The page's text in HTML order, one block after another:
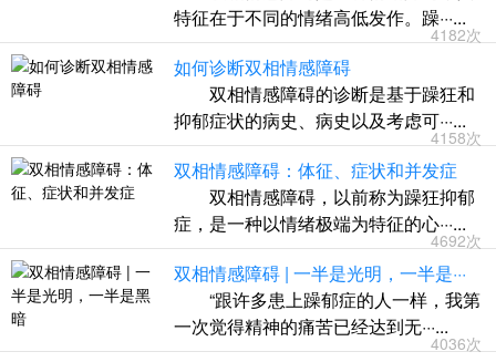
特征在于不同的情绪高低发作。躁···...
4182次
如何诊断双相情感障碍
双相情感障碍的诊断是基于躁狂和
抑郁症状的病史、病史以及考虑可···...
4158次
双相情感障碍：体征、症状和并发症
双相情感障碍，以前称为躁狂抑郁
症，是一种以情绪极端为特征的心···...
4692次
双相情感障碍 | 一半是光明，一半是···
“跟许多患上躁郁症的人一样，我第
一次觉得精神的痛苦已经达到无···...
4036次